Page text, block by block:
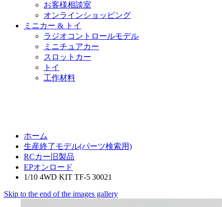
お客様相談室
オンラインショッピング
ミニカー & トイ
ラジオコントロールモデル
ミニチュアカー
スロットカー
トイ
工作材料
ホーム
生産終了モデル(パーツ検索用)
RCカー旧製品
EPオンロード
1/10 4WD KIT TF-5 30021
Skip to the end of the images gallery